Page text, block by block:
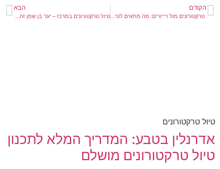
הקודם
טרקטורונים מול רייזרים: מה מתאים לטיול במרכז הארץ?
הבא
טיול טרקטורונים במרכז – יער בן שמן זה המקום
טיול טרקטורונים
אדרנלין בטבע: המדריך המלא לתכנון
טיול טרקטורונים מושלם